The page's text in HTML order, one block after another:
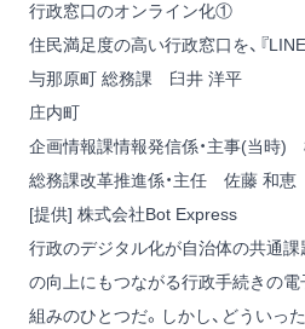
行政窓口のオンライン化①
住民満足度の高い行政窓口を、『
与那原町 総務課 臼井 洋平
庄内町
企画情報課情報発信係・主事(当時)
総務課改革推進係・主任 佐藤 和恵
[提供] 株式会社Bot Express
行政のデジタル化が自治体の共通課
の向上にもつながる行政手続きの電
組みのひとつだ。しかし、どういっ